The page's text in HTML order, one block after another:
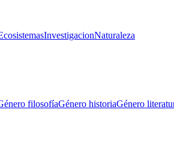
InvestigacionNaturaleza
filosofíaGénero historiaGénero